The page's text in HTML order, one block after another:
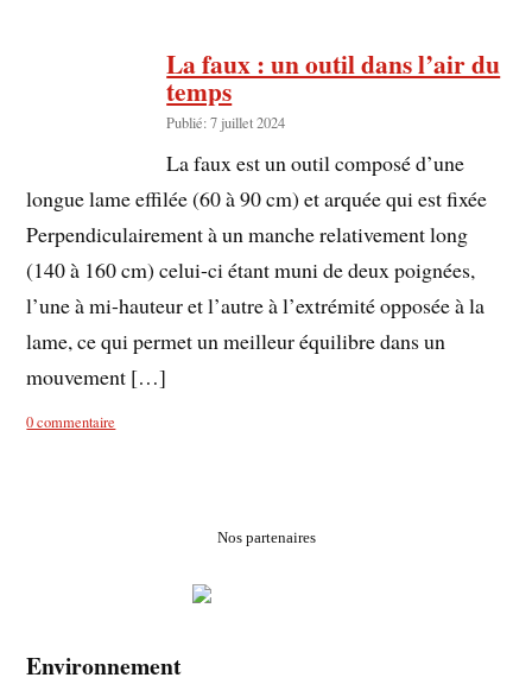
La faux : un outil dans l’air du
temps
Publié: 7 juillet 2024
La faux est un outil composé d’une
longue lame effilée (60 à 90 cm) et arquée qui est fixée
Perpendiculairement à un manche relativement long
(140 à 160 cm) celui-ci étant muni de deux poignées,
l’une à mi-hauteur et l’autre à l’extrémité opposée à la
lame, ce qui permet un meilleur équilibre dans un
mouvement […]
0 commentaire
Nos partenaires
Environnement